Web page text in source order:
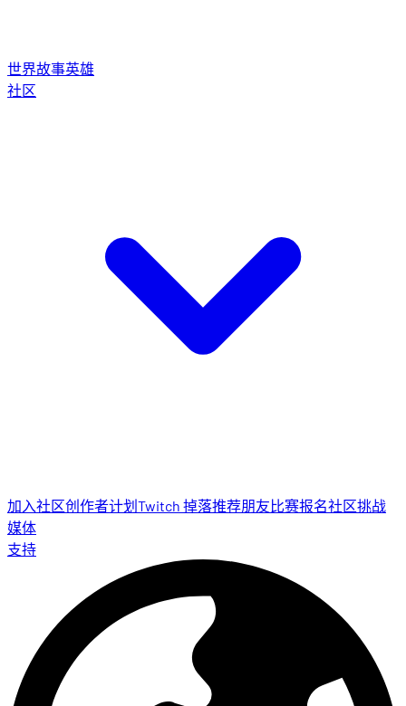
世界故事英雄
社区
加入社区创作者计划Twitch 掉落推荐朋友比赛报名社区挑战
媒体
支持